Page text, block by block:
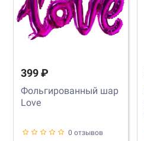
399 ₽
Фольгированный шар
Love
0 отзывов